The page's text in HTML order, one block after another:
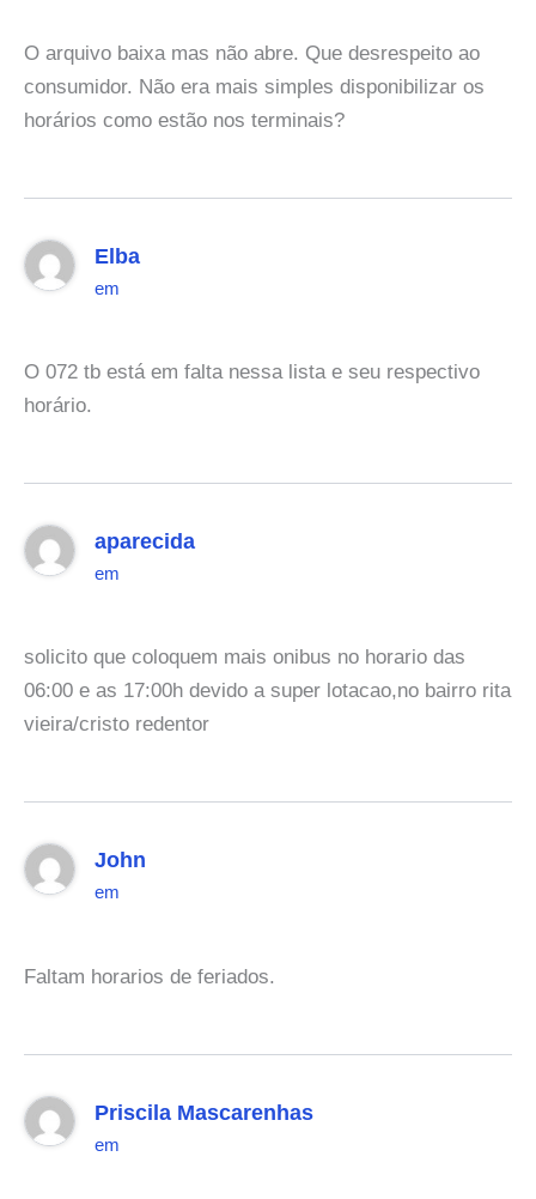
O arquivo baixa mas não abre. Que desrespeito ao
consumidor. Não era mais simples disponibilizar os
horários como estão nos terminais?
Elba
em
O 072 tb está em falta nessa lista e seu respectivo
horário.
aparecida
em
solicito que coloquem mais onibus no horario das
06:00 e as 17:00h devido a super lotacao,no bairro rita
vieira/cristo redentor
John
em
Faltam horarios de feriados.
Priscila Mascarenhas
em